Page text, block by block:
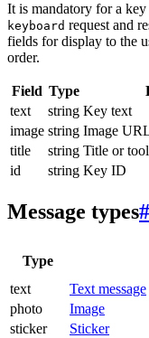
It is mandatory for a
keyboard request and
fields for display to the
order.
Field Type
text
string Key text
image string Image
title
string Title or
id
string Key ID
Message types#
Type
text
Text message
photo
Image
sticker
Sticker